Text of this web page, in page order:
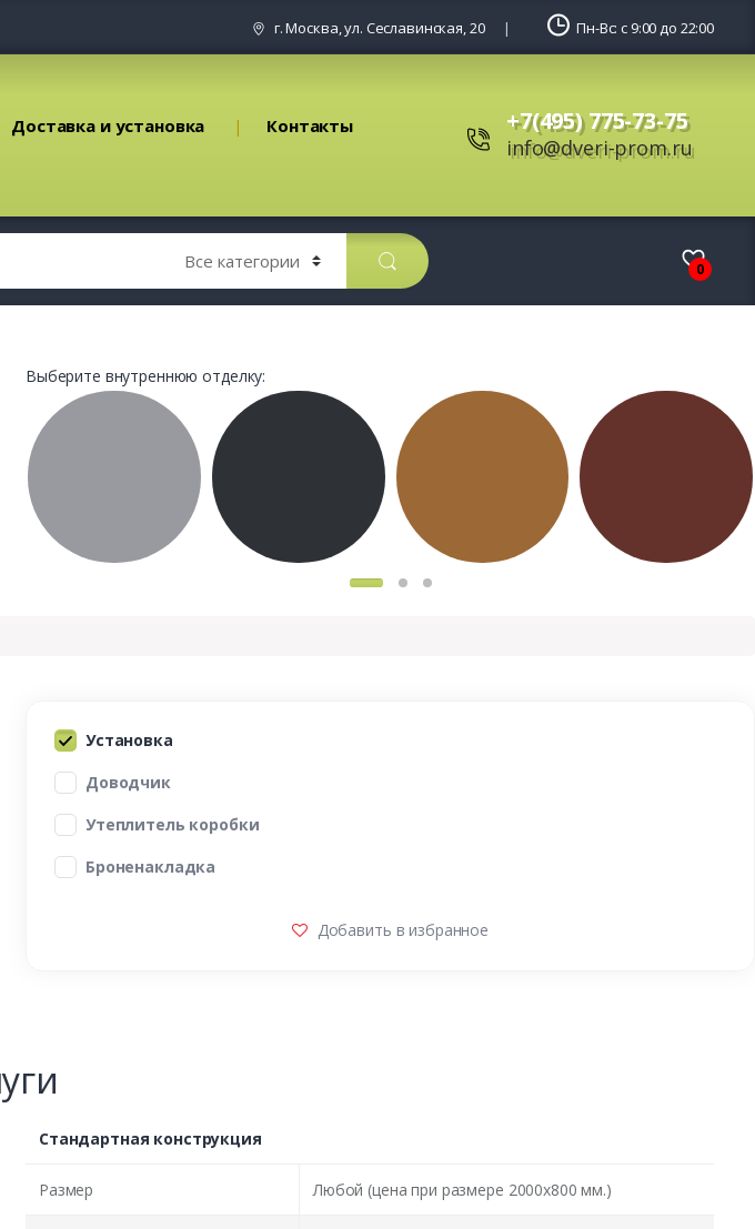
г. Москва, ул. Сеславинская, 20 Пн-Вс: с 9:00 до 22:00
Доставка и установка Контакты +7(495) 775-73-75
info@dveri-prom.ru
0
Выберите внутреннюю отделку:
Установка
Доводчик
Утеплитель коробки
Броненакладка
Добавить в избранное
Стандартная конструкция
Размер Любой (цена при размере 2000x800 мм.)